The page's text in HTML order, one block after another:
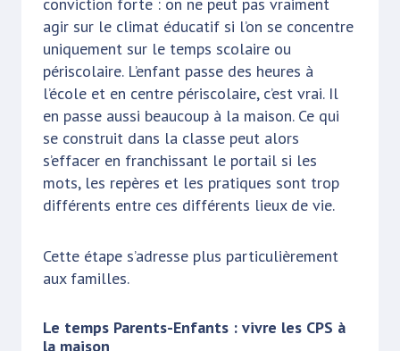
agir sur le climat éducatif si l’on se concentre
uniquement sur le temps scolaire ou
périscolaire. L’enfant passe des heures à
l’école et en centre périscolaire, c’est vrai. Il
en passe aussi beaucoup à la maison. Ce qui
se construit dans la classe peut alors
s’effacer en franchissant le portail si les
mots, les repères et les pratiques sont trop
différents entre ces différents lieux de vie.
Cette étape s’adresse plus particulièrement
aux familles.
Le temps Parents-Enfants : vivre les CPS à
la maison